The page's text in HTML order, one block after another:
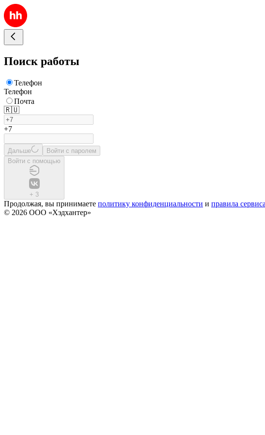
Поиск работы
Телефон
Телефон
Почта
🇷🇺
+7
Дальше
Войти с паролем
Войти с помощью
+ 3
Продолжая, вы принимаете политику конфиденциальности и правила сервиса
© 2026 ООО «Хэдхантер»